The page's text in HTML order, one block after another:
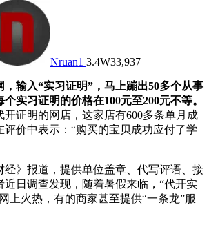
Nruan1 3.4W33,937
，输入“实习证明”，马上蹦出50多个从事
实习证明的价格在100元至200元不等。
开证明的网店，这家店有600多条单月成
评价中表示：“购买的宝贝成功应付了学
经》报道，提供单位盖章、代写评语、接
日调查发现，随着暑假来临，“代开实
上火热，有的商家甚至提供“一条龙”服